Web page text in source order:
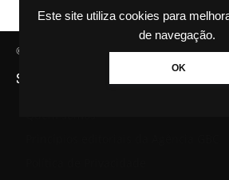
Este site utiliza cookies para
de navegação.
OK
© Agência GBC. Aqui tem notícia. Todos os
SAIBA MAIS SOBRE A AGÊNCIA